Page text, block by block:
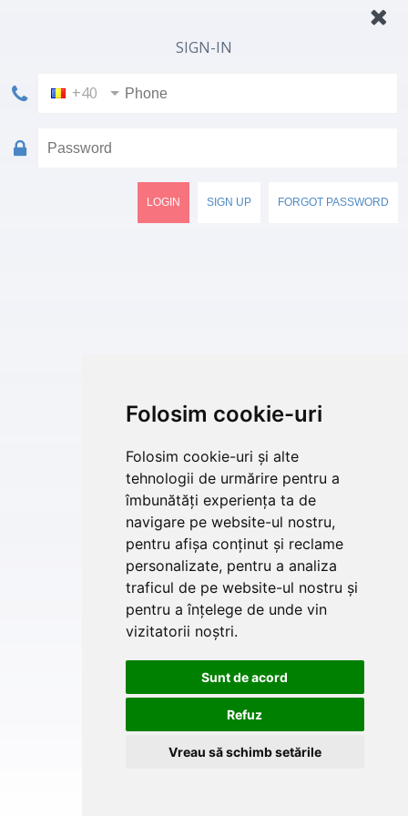
Folosim cookie-uri
Folosim cookie-uri și alte
tehnologii de urmărire pentru a
îmbunătăți experiența ta de
navigare pe website-ul nostru,
pentru afișa conținut și reclame
personalizate, pentru a analiza
traficul de pe website-ul nostru și
pentru a înțelege de unde vin
vizitatorii noștri.
Sunt de acord
Refuz
Vreau să schimb setările
SIGN-IN
+40
LOGIN SIGN UP FORGOT PASSWORD